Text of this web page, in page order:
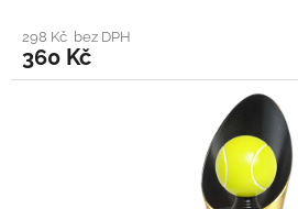
298 Kč bez DPH
360 Kč